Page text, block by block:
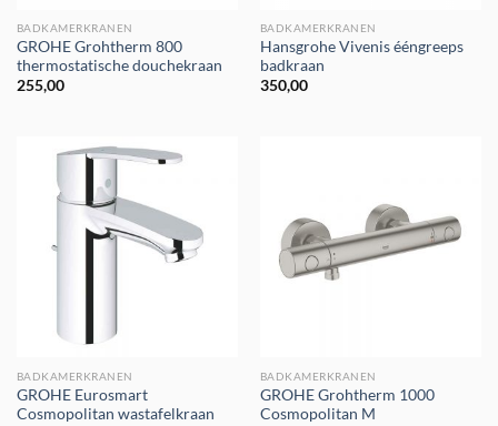
BADKAMERKRANEN
GROHE Grohtherm 800
thermostatische douchekraan
255,00
BADKAMERKRANEN
Hansgrohe Vivenis ééngreeps
badkraan
350,00
BADKAMERKRANEN
GROHE Eurosmart
Cosmopolitan wastafelkraan
BADKAMERKRANEN
GROHE Grohtherm 1000
Cosmopolitan M